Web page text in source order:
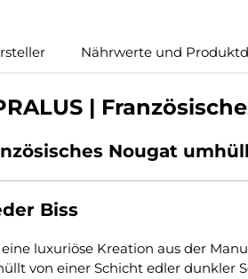
Nährwerte und
|
Nougat
Biss
eine luxuriöse Kreation aus der
von einer Schicht edler dunkler